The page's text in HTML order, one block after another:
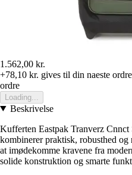
1.562,00 kr.
+78,10 kr. gives til din naeste ordre
ordre
Loading...
Beskrivelse
Kufferten Eastpak Tranverz Cnnct
kombinerer praktisk, robusthed
at imødekomme kravene fra
solide konstruktion og smarte